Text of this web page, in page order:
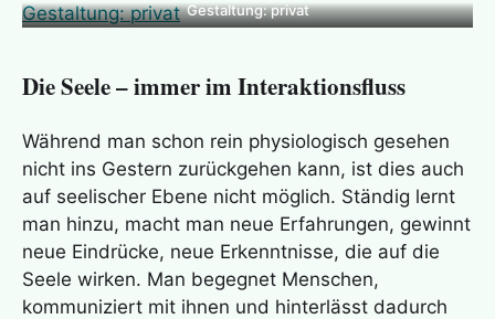
Gestaltung: privat
Die Seele – immer im Interaktionsfluss
Während man schon rein physiologisch gesehen
nicht ins Gestern zurückgehen kann, ist dies auch
auf seelischer Ebene nicht möglich. Ständig lernt
man hinzu, macht man neue Erfahrungen, gewinnt
neue Eindrücke, neue Erkenntnisse, die auf die
Seele wirken. Man begegnet Menschen,
kommuniziert mit ihnen und hinterlässt dadurch